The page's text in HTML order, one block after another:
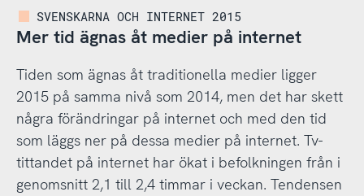
SVENSKARNA OCH INTERNET 2015
Mer tid ägnas åt medier på internet
Tiden som ägnas åt traditionella medier ligger
2015 på samma nivå som 2014, men det har skett
några förändringar på internet och med den tid
som läggs ner på dessa medier på internet. Tv-
tittandet på internet har ökat i befolkningen från i
genomsnitt 2,1 till 2,4 timmar i veckan. Tendensen